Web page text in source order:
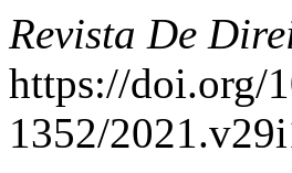
Revista De
https://doi.org/
1352/